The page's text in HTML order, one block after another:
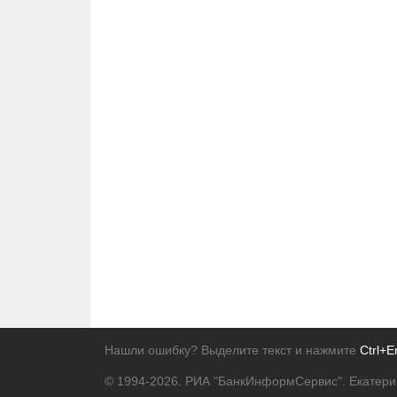
Нашли ошибку? Выделите текст и нажмите
© 1994-2026. РИА "БанкИнформСервис".